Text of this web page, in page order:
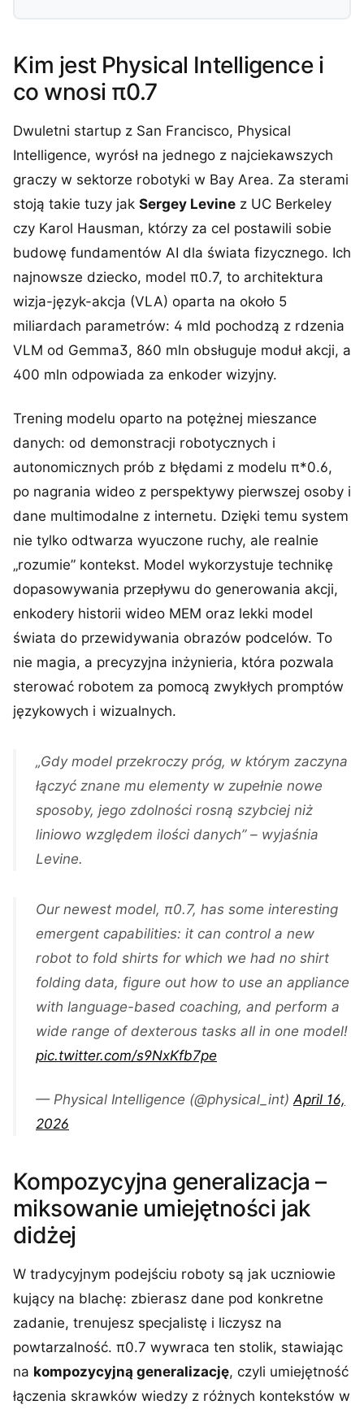
Kim jest Physical Intelligence i
co wnosi π0.7
Dwuletni startup z San Francisco, Physical
Intelligence, wyrósł na jednego z najciekawszych
graczy w sektorze robotyki w Bay Area. Za sterami
stoją takie tuzy jak Sergey Levine z UC Berkeley
czy Karol Hausman, którzy za cel postawili sobie
budowę fundamentów AI dla świata fizycznego. Ich
najnowsze dziecko, model π0.7, to architektura
wizja-język-akcja (VLA) oparta na około 5
miliardach parametrów: 4 mld pochodzą z rdzenia
VLM od Gemma3, 860 mln obsługuje moduł akcji, a
400 mln odpowiada za enkoder wizyjny.
Trening modelu oparto na potężnej mieszance
danych: od demonstracji robotycznych i
autonomicznych prób z błędami z modelu π*0.6,
po nagrania wideo z perspektywy pierwszej osoby i
dane multimodalne z internetu. Dzięki temu system
nie tylko odtwarza wyuczone ruchy, ale realnie
„rozumie” kontekst. Model wykorzystuje technikę
dopasowywania przepływu do generowania akcji,
enkodery historii wideo MEM oraz lekki model
świata do przewidywania obrazów podcelów. To
nie magia, a precyzyjna inżynieria, która pozwala
sterować robotem za pomocą zwykłych promptów
językowych i wizualnych.
„Gdy model przekroczy próg, w którym zaczyna
łączyć znane mu elementy w zupełnie nowe
sposoby, jego zdolności rosną szybciej niż
liniowo względem ilości danych” – wyjaśnia
Levine.
Our newest model, π0.7, has some interesting
emergent capabilities: it can control a new
robot to fold shirts for which we had no shirt
folding data, figure out how to use an appliance
with language-based coaching, and perform a
wide range of dexterous tasks all in one model!
pic.twitter.com/s9NxKfb7pe
— Physical Intelligence (@physical_int)April 16,
2026
Kompozycyjna generalizacja –
miksowanie umiejętności jak
didżej
W tradycyjnym podejściu roboty są jak uczniowie
kujący na blachę: zbierasz dane pod konkretne
zadanie, trenujesz specjalistę i liczysz na
powtarzalność. π0.7 wywraca ten stolik, stawiając
na kompozycyjną generalizację, czyli umiejętność
łączenia skrawków wiedzy z różnych kontekstów w